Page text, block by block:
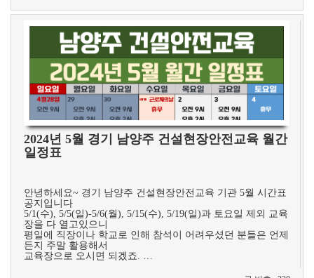
2024년 5월 경기 남양주 건설현장안전교육 월간
일정표
안녕하세요~ 경기 남양주 건설현장안전교육 기관 5월 시간표
공지입니다
5/1(수), 5/5(일)-5/6(월), 5/15(수), 5/19(일)과 토요일 제외 교육
장을 다 열고있으니
평일에 직장이나 학교로 인해 참석이 어려우셨던 분들은 언제
든지 주말 활용해서
교육장으로 오시면 되겠죠. …